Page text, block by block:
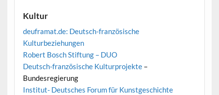
Kultur
deuframat.de: Deutsch-französische
Kulturbeziehungen
Robert Bosch Stiftung – DUO
Deutsch-französische Kulturprojekte–
Bundesregierung
Institut- Deutsches Forum für Kunstgeschichte